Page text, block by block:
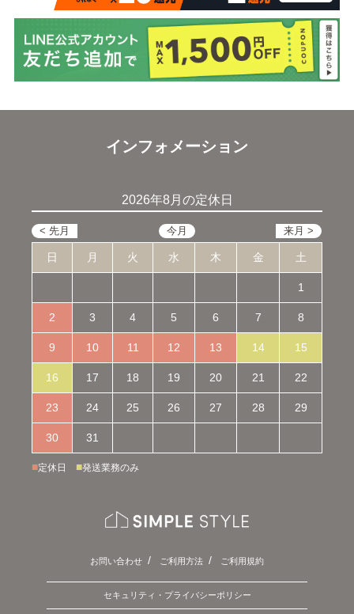
インフォメーション
2026年8月の定休日
日 月 火 水 木 金 土
1
2 3 4 5 6 7 8
9 10 11 12 13 14 15
16 17 18 19 20 21 22
23 24 25 26 27 28 29
30 31
■定休日 ■発送業務のみ
お問い合わせ ご利用方法 ご利用規約
セキュリティ・プライバシーポリシー